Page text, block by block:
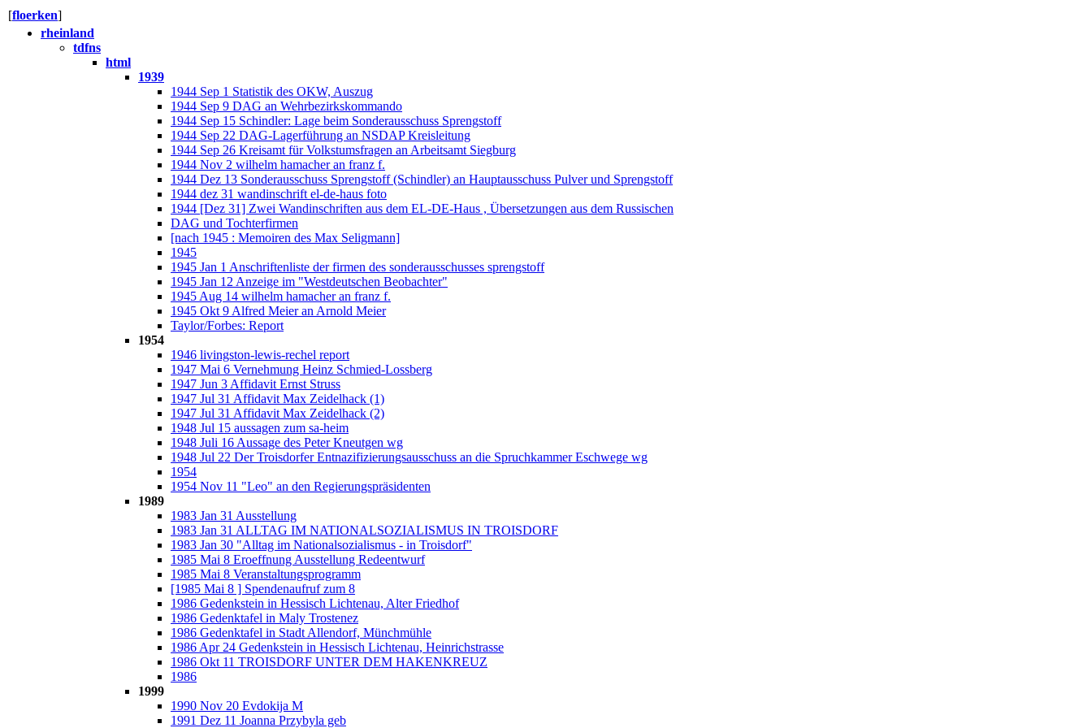
[floerken]
rheinland
tdfns
html
1939
1944 Sep 1 Statistik des OKW, Auszug
1944 Sep 9 DAG an Wehrbezirkskommando
1944 Sep 15 Schindler: Lage beim Sonderausschuss Sprengstoff
1944 Sep 22 DAG-Lagerführung an NSDAP Kreisleitung
1944 Sep 26 Kreisamt für Volkstumsfragen an Arbeitsamt Siegburg
1944 Nov 2 wilhelm hamacher an franz f.
1944 Dez 13 Sonderausschuss Sprengstoff (Schindler) an Hauptausschuss Pulver und Sprengstoff
1944 dez 31 wandinschrift el-de-haus foto
1944 [Dez 31] Zwei Wandinschriften aus dem EL-DE-Haus , Übersetzungen aus dem Russischen
DAG und Tochterfirmen
[nach 1945 : Memoiren des Max Seligmann]
1945
1945 Jan 1 Anschriftenliste der firmen des sonderausschusses sprengstoff
1945 Jan 12 Anzeige im "Westdeutschen Beobachter"
1945 Aug 14 wilhelm hamacher an franz f.
1945 Okt 9 Alfred Meier an Arnold Meier
Taylor/Forbes: Report
1954
1946 livingston-lewis-rechel report
1947 Mai 6 Vernehmung Heinz Schmied-Lossberg
1947 Jun 3 Affidavit Ernst Struss
1947 Jul 31 Affidavit Max Zeidelhack (1)
1947 Jul 31 Affidavit Max Zeidelhack (2)
1948 Jul 15 aussagen zum sa-heim
1948 Juli 16 Aussage des Peter Kneutgen wg
1948 Jul 22 Der Troisdorfer Entnazifizierungsausschuss an die Spruchkammer Eschwege wg
1954
1954 Nov 11 "Leo" an den Regierungspräsidenten
1989
1983 Jan 31 Ausstellung
1983 Jan 31 ALLTAG IM NATIONALSOZIALISMUS IN TROISDORF
1983 Jan 30 "Alltag im Nationalsozialismus - in Troisdorf"
1985 Mai 8 Eroeffnung Ausstellung Redeentwurf
1985 Mai 8 Veranstaltungsprogramm
[1985 Mai 8 ] Spendenaufruf zum 8
1986 Gedenkstein in Hessisch Lichtenau, Alter Friedhof
1986 Gedenktafel in Maly Trostenez
1986 Gedenktafel in Stadt Allendorf, Münchmühle
1986 Apr 24 Gedenkstein in Hessisch Lichtenau, Heinrichstrasse
1986 Okt 11 TROISDORF UNTER DEM HAKENKREUZ
1986
1999
1990 Nov 20 Evdokija M
1991 Dez 11 Joanna Przybyla geb